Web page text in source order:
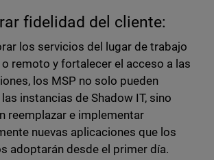
fidelidad del cliente:
los servicios del lugar de trabajo
remoto y fortalecer el acceso a las
los MSP no solo pueden
instancias de Shadow IT, sino
reemplazar e implementar
nuevas aplicaciones que los
adoptarán desde el primer día.